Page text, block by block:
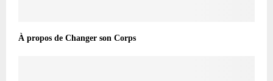
À propos de Changer son Corps